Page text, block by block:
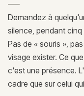
Demandez à
silence, pendant
Pas de « souris »,
visage exister. Ce
c'est une présence.
cadre que sur celui